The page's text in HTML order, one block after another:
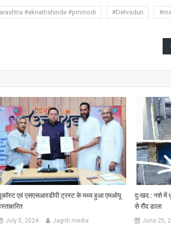
#eknathshinde #pmmodi #Dehradun
एवं एसएसआरडीपी ट्रस्ट के मध्य हुआ एमओयू
July 5, 2024 Jagriti media
दुःखद : नशे में
से रौंद डाला
June 25,